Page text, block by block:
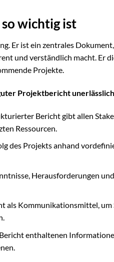
wichtig ist
Er ist ein zentrales
und verständlich macht. Er
Projekte.
Projektbericht
Bericht gibt allen
Ressourcen.
des Projekts anhand
Herausforderungen
als Kommunikationsmittel,
enthaltenen